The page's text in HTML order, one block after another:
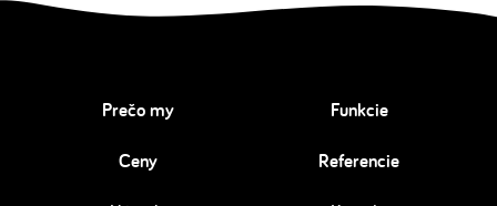
Prečo my Funkcie
Ceny Referencie